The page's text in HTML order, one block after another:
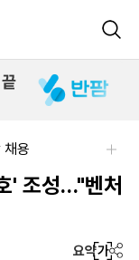
채용
' 조성…"벤처
요약가